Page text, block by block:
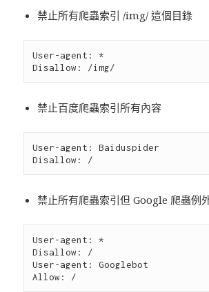
禁止所有爬蟲索引 /img/ 這個目錄
User-agent: *
禁止百度爬蟲索引所有內容
User-agent: Baiduspider
禁止所有爬蟲索引但 Google 爬蟲例
User-agent: *
Disallow: /
User-agent: Googlebot